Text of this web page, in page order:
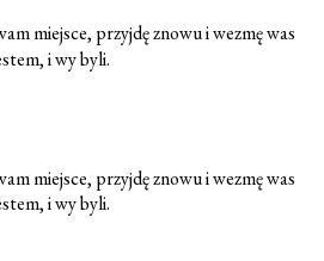
miejsce, przyjdę znowu i wezmę was
i wy byli.
miejsce, przyjdę znowu i wezmę was
i wy byli.